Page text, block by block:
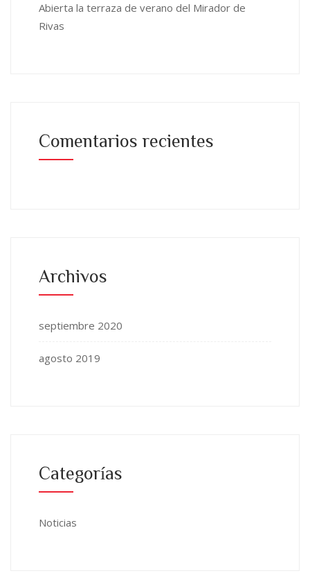
Abierta la terraza de verano del Mirador de
Rivas
Comentarios recientes
Archivos
septiembre 2020
agosto 2019
Categorías
Noticias